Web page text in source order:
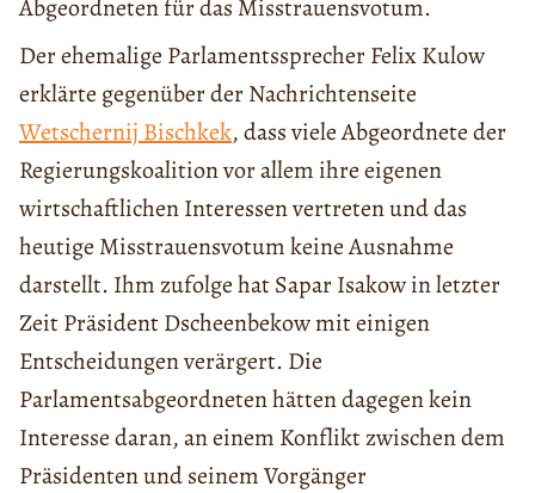
Abgeordneten für das Misstrauensvotum.
Der ehemalige Parlamentssprecher Felix Kulow
erklärte gegenüber der Nachrichtenseite
Wetschernij Bischkek, dass viele Abgeordnete der
Regierungskoalition vor allem ihre eigenen
wirtschaftlichen Interessen vertreten und das
heutige Misstrauensvotum keine Ausnahme
darstellt. Ihm zufolge hat Sapar Isakow in letzter
Zeit Präsident Dscheenbekow mit einigen
Entscheidungen verärgert. Die
Parlamentsabgeordneten hätten dagegen kein
Interesse daran, an einem Konflikt zwischen dem
Präsidenten und seinem Vorgänger